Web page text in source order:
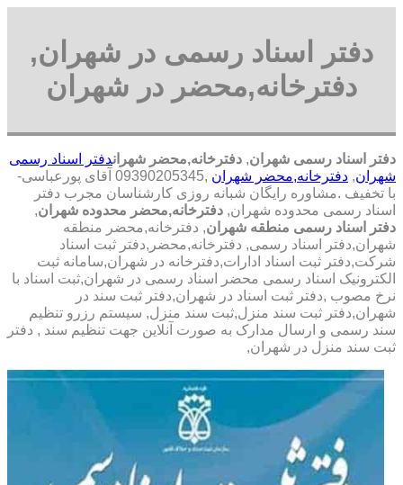
دفتر اسناد رسمی در شهران,
دفترخانه,محضر در شهران
دفتر اسناد رسمی شهران, دفترخانه,محضر شهراندفتر اسناد رسمی
شهران, دفترخانه,محضر شهران
,09390205345 آقای پورعباسی-
با تخفیف .مشاوره رايگان شبانه روزی کارشناسان مجرب دفتر
اسناد رسمی محدوده شهران, دفترخانه,محضر محدوده شهران,
دفتر اسناد رسمی منطقه شهران, دفترخانه,محضر منطقه
شهران,دفتر اسناد رسمی, دفترخانه,محضر,دفتر ثبت اسناد
شرکت,دفتر ثبت اسناد ادارات,دفترخانه در شهران,سامانه ثبت
الکترونیک اسناد رسمی محضر اسناد رسمی در شهران,ثبت اسناد با
نرخ مصوب ,دفتر ثبت اسناد در شهران,دفتر ثبت سند در
شهران,دفتر ثبت سند منزل,ثبت سند منزل, سیستم رزرو تنظیم
سند رسمی و ارسال مدارک به صورت آنلاین جهت تنظیم سند , دفتر
ثبت سند منزل در شهران,